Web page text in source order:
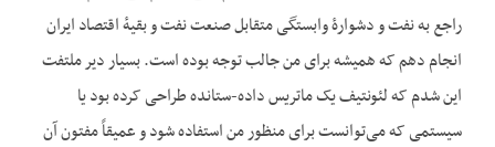
راجع به نفت و دشوارهٔ وابستگی متقابل صنعت نفت و بقیهٔ اقتصاد ایران
انجام دهم که همیشه برای من جالب توجه بوده است. بسیار دیر ملتفت
این شدم که لئونتیف یک ماتریس داده-ستانده طراحی کرده بود یا
سیستمی که می‌توانست برای منظور من استفاده شود و عمیقاً مفتون آن